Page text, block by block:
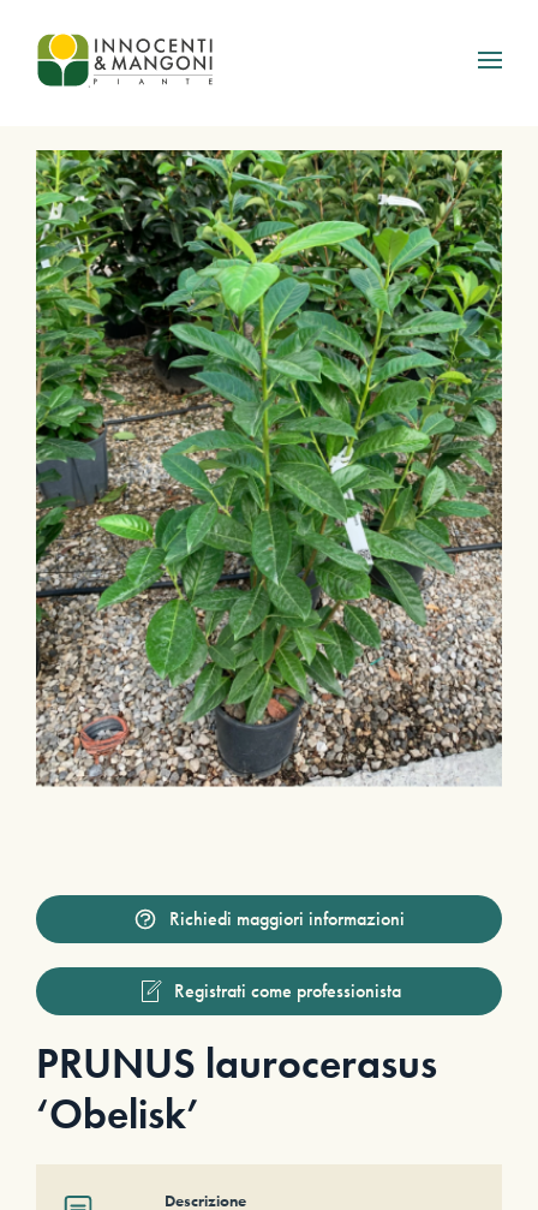
Skip to main content
Richiedi maggiori informazioni
Registrati come professionista
PRUNUS laurocerasus
‘Obelisk’
Descrizione